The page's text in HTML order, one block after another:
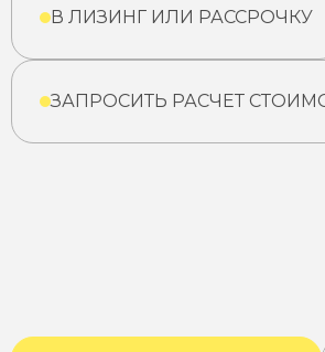
В ЛИЗИНГ ИЛИ РАССРОЧКУ
ЗАПРОСИТЬ РАСЧЕТ